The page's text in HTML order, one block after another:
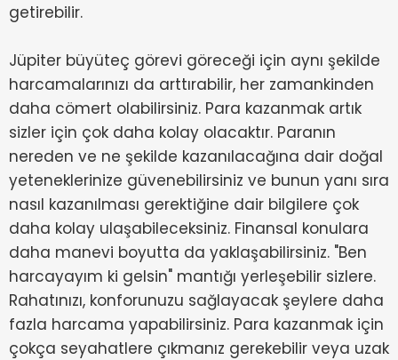
getirebilir.
Jüpiter büyüteç görevi göreceği için aynı şekilde
harcamalarınızı da arttırabilir, her zamankinden
daha cömert olabilirsiniz. Para kazanmak artık
sizler için çok daha kolay olacaktır. Paranın
nereden ve ne şekilde kazanılacağına dair doğal
yeteneklerinize güvenebilirsiniz ve bunun yanı sıra
nasıl kazanılması gerektiğine dair bilgilere çok
daha kolay ulaşabileceksiniz. Finansal konulara
daha manevi boyutta da yaklaşabilirsiniz. "Ben
harcayayım ki gelsin" mantığı yerleşebilir sizlere.
Rahatınızı, konforunuzu sağlayacak şeylere daha
fazla harcama yapabilirsiniz. Para kazanmak için
çokça seyahatlere çıkmanız gerekebilir veya uzak